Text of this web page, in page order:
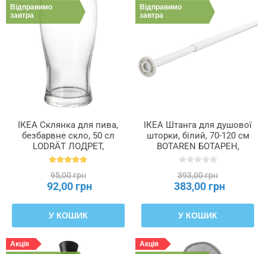
Відправимо
завтра
ІКЕА Склянка для пива,
безбарвне скло, 50 сл
LODRÄT ЛОДРЕТ,
502.093.37
95,00 грн
92,00 грн
У КОШИК
Відправимо
завтра
ІКЕА Штанга для душової
шторки, білий, 70-120 см
BOTAREN БОТАРЕН,
103.060.19
393,00 грн
383,00 грн
У КОШИК
Акція
Акція